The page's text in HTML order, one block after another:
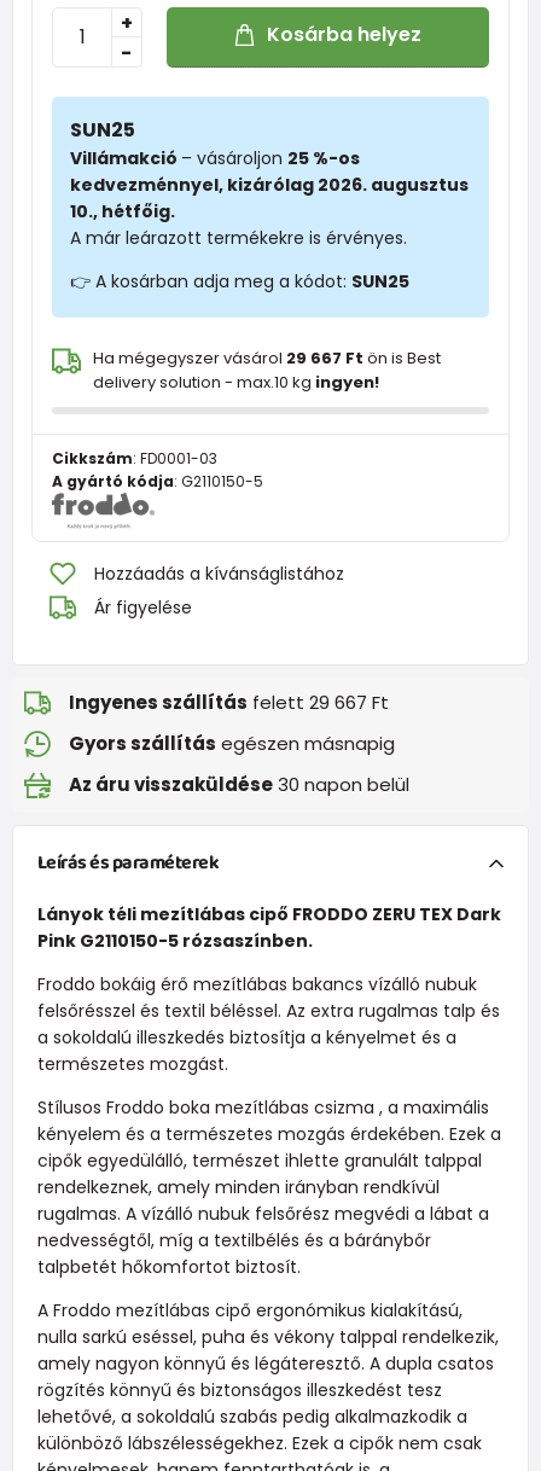
-
+ Kosárba helyez
SUN25
Villámakció – vásároljon 25 %-os
kedvezménnyel, kizárólag 2026. augusztus
10., hétfőig.
A már leárazott termékekre is érvényes.
👉 A kosárban adja meg a kódot: SUN25
Ha mégegyszer vásárol 29 667 Ft ön is Best
delivery solution - max.10 kg ingyen!
Cikkszám: FD0001-03
A gyártó kódja: G2110150-5
Hozzáadás a kívánságlistához
Ár figyelése
Ingyenes szállítás felett 29 667 Ft
Gyors szállítás egészen másnapig
Az áru visszaküldése30 napon belül
Leírás és paraméterek
Lányok téli mezítlábas cipő FRODDO ZERU TEX Dark
Pink G2110150-5 rózsaszínben.
Froddo bokáig érő mezítlábas bakancs vízálló nubuk
felsőrésszel és textil béléssel. Az extra rugalmas talp és
a sokoldalú illeszkedés biztosítja a kényelmet és a
természetes mozgást.
Stílusos Froddo boka mezítlábas csizma , a maximális
kényelem és a természetes mozgás érdekében. Ezek a
cipők egyedülálló, természet ihlette granulált talppal
rendelkeznek, amely minden irányban rendkívül
rugalmas. A vízálló nubuk felsőrész megvédi a lábat a
nedvességtől, míg a textilbélés és a báránybőr
talpbetét hőkomfortot biztosít.
A Froddo mezítlábas cipő ergonómikus kialakítású,
nulla sarkú eséssel, puha és vékony talppal rendelkezik,
amely nagyon könnyű és légáteresztő. A dupla csatos
rögzítés könnyű és biztonságos illeszkedést tesz
lehetővé, a sokoldalú szabás pedig alkalmazkodik a
különböző lábszélességekhez. Ezek a cipők nem csak